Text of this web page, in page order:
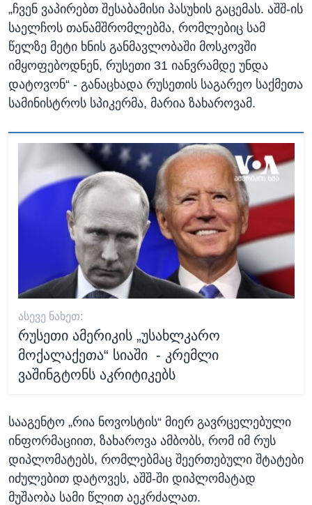
„ჩვენ ვაპირებთ შესაბამისი პასუხის გაცემას. აშშ-ის
საელჩოს თანამშრომლებმა, რომლებიც სამ
წელზე მეტი ხნის განმავლობაში მოსკოვში
იმყოფებოდნენ, რუსეთი 31 იანვრამდე უნდა
დატოვონ“ - განაცხადა რუსეთის საგარეო საქმეთა
სამინისტროს სპიკერმა, მარია ზახაროვამ.
ᲐᲡᲔᲕᲔ ᲜᲐᲮᲔᲗ:
რუსეთი ამერიკის „უსახლკარო
მოქალაქეთა“ სიაში - კრემლი
ვაშინგტონს აკრიტიკებს
სააგენტო „რია ნოვოსტის“ მიერ გავრცელებული
ინფორმაციით, ზახაროვა ამბობს, რომ იმ რუს
დიპლომატებს, რომლებმაც შეერთებული შტატები
იძულებით დატოვეს, აშშ-ში დიპლომატად
მუშაობა სამი წლით აეკრძალათ.